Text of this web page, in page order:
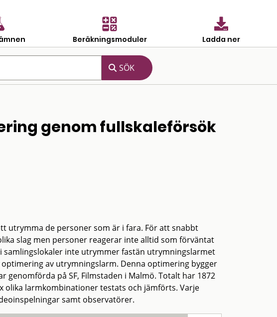
Beräkningsmoduler Ladda ner
genom fullskaleförsök
utrymma de personer som är i fara. För att snabbt
slag men personer reagerar inte alltid som förväntat
inte utrymmer fastän utrymningslarmet
av utrymningslarm. Denna optimering bygger
på SF, Filmstaden i Malmö. Totalt har 1872
olika larmkombinationer testats och jämförts. Varje
samt observatörer.